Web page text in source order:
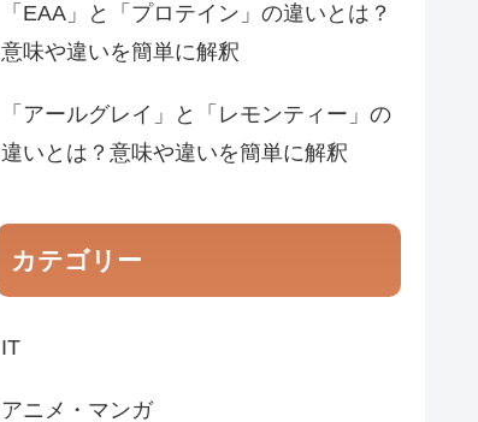
「EAA」と「プロテイン」の違いとは？
意味や違いを簡単に解釈
「アールグレイ」と「レモンティー」の
違いとは？意味や違いを簡単に解釈
カテゴリー
IT
アニメ・マンガ